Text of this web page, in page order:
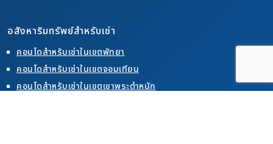
อสังหาริมทรัพย์สำหรับเช่า
คอนโดสำหรับเช่าในเขตพัทยา
คอนโดสำหรับเช่าในเขตจอมเทียน
คอนโดสำหรับเช่าในเขตเขาพระตำหนัก